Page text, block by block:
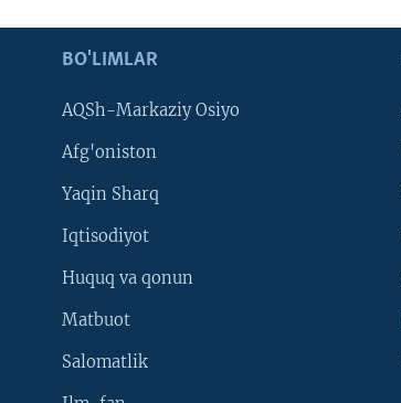
BO'LIMLAR
AQSh-Markaziy Osiyo
Afg'oniston
Yaqin Sharq
Iqtisodiyot
Huquq va qonun
Matbuot
Salomatlik